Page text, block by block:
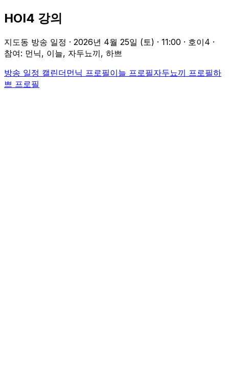
HOI4 강의
지도동 방송 일정 · 2026년 4월 25일 (토) · 11:00 · 호이4 ·
참여: 먼닉, 이늘, 자두뇨끼, 하쁘
방송 일정 캘린더 먼닉 프로필이늘 프로필자두뇨끼 프로필하
쁘 프로필